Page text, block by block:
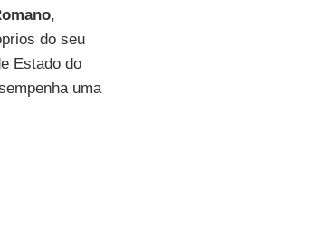
,
do seu
Estado do
uma